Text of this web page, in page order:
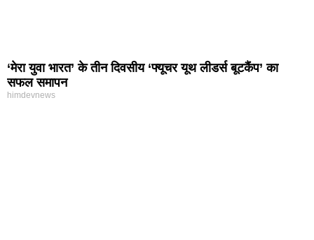
‘मेरा युवा भारत’ के तीन दिवसीय ‘फ्यूचर यूथ लीडर्स बूटकैंप’ का
सफल समापन
himdevnews